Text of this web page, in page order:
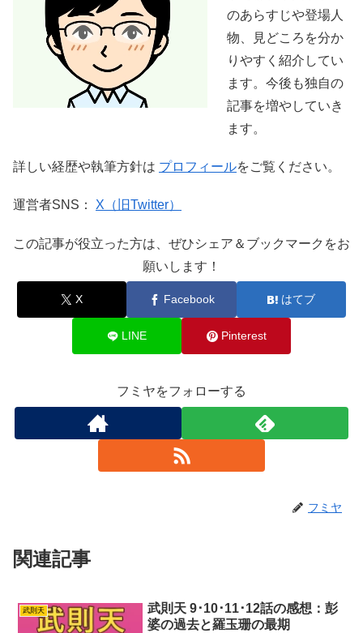
のあらすじや登場人
物、見どころを分か
りやすく紹介してい
ます。今後も独自の
記事を増やしていき
ます。
詳しい経歴や執筆方針は プロフィールをご覧ください。
運営者SNS： X（旧Twitter）
この記事が役立った方は、ぜひシェア＆ブックマークをお
願いします！
X Facebook はてブ
LINE Pinterest
フミヤをフォローする
フミヤ
関連記事
武則天
武則天 9･10･11･12話の感想：彭
婆の過去と羅玉珊の最期